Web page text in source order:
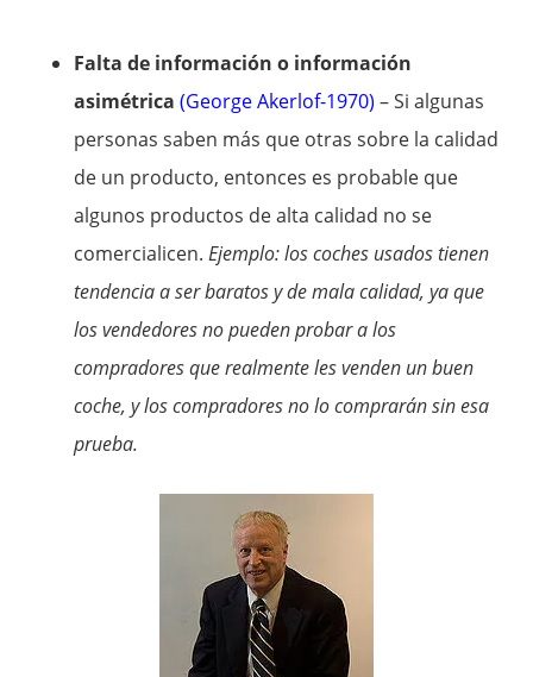
Falta de información o información
asimétrica(George Akerlof-1970) – Si algunas
personas saben más que otras sobre la calidad
de un producto, entonces es probable que
algunos productos de alta calidad no se
comercialicen.Ejemplo: los coches usados tienen
tendencia a ser baratos y de mala calidad, ya que
los vendedores no pueden probar a los
compradores que realmente les venden un buen
coche, y los compradores no lo comprarán sin esa
prueba.